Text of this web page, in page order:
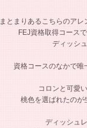
まとまりあるこちらのアレ
FEJ資格取得コース
ディッシ
資格コースのなかで唯
コロンと可愛
桃色を選ばれたのが
ディッシュ